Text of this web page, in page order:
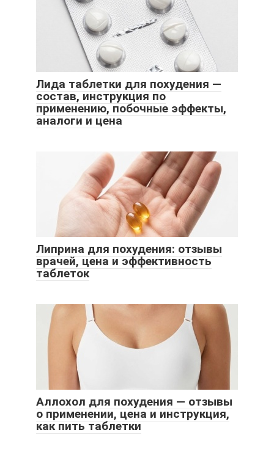
Лида таблетки для похудения —
состав, инструкция по
применению, побочные эффекты,
аналоги и цена
Липрина для похудения: отзывы
врачей, цена и эффективность
таблеток
Аллохол для похудения — отзывы
о применении, цена и инструкция,
как пить таблетки